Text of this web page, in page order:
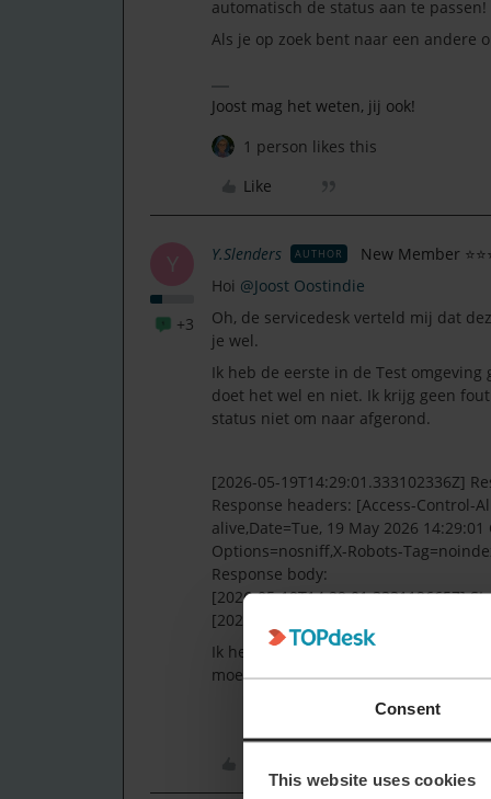
Consent
This website uses cookies
automatisch de status aan te passen!
Als je op zoek bent naar een andere
Joost mag het weten, jij ook!
1 person likes this
Like
Y
+3
Y.Slenders AUTHOR New Member
Hoi ​ @Joost Oostindie
Oh, de servicedesk verteld mij dat
je wel.
Ik heb de eerste in de Test
doet het wel en niet. Ik krijg geen
status niet om naar afgerond.
[2026-05-19T14:29:01.333102336Z]
Response headers: [Access-Control-
alive,Date=Tue, 19 May 2026
Options=nosniff,X-Robots-
Response body:
[2026-05-19T14:29:01.333112665Z]
[2026-05-19T14:29:01.333121759Z]
Ik heb het gevoel dat ik iets mis.
moet gaan worden?